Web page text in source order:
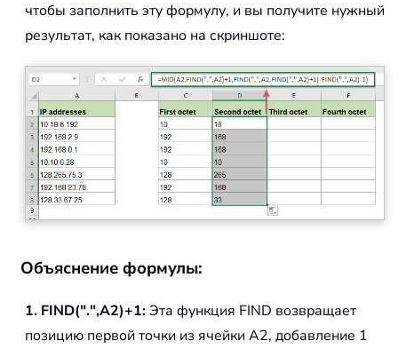
чтобы заполнить эту формулу, и вы получите нужный
результат, как показано на скриншоте:
Объяснение формулы:
1. FIND(".",A2)+1:Эта функция FIND возвращает
позицию первой точки из ячейки A2, добавление 1